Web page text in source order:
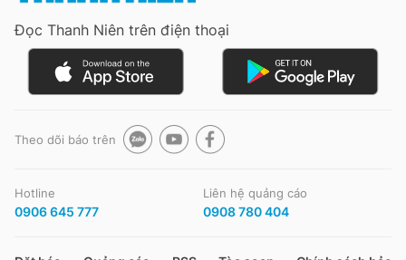
Đọc Thanh Niên trên điện thoại
Theo dõi báo trên
Hotline
0906 645 777
Liên hệ quảng cáo
0908 780 404